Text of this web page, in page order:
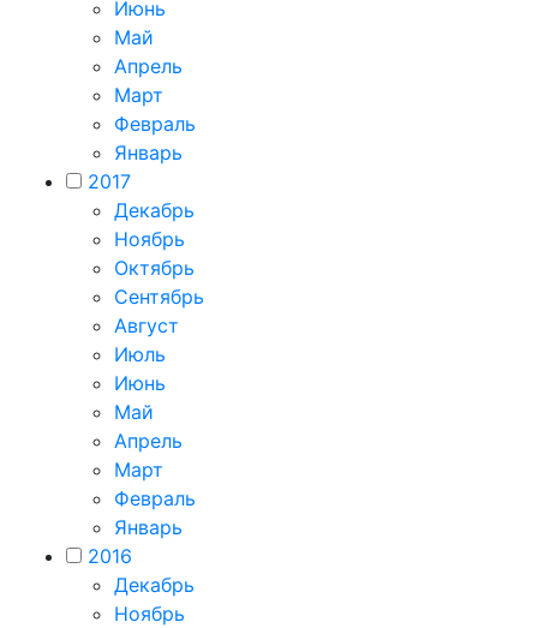
Июнь
Май
Апрель
Март
Февраль
Январь
2017
Декабрь
Ноябрь
Октябрь
Сентябрь
Август
Июль
Июнь
Май
Апрель
Март
Февраль
Январь
2016
Декабрь
Ноябрь